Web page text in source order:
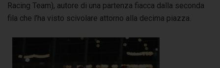
Racing Team), autore di una partenza fiacca dalla seconda
fila che l’ha visto scivolare attorno alla decima piazza.